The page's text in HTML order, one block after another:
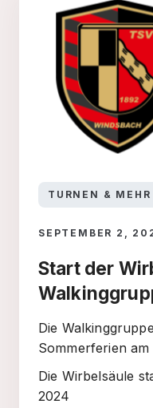
TURNEN & MEHR
SEPTEMBER 2,
Start der
Die
Sommerferien am
Die Wirbelsäule
2024